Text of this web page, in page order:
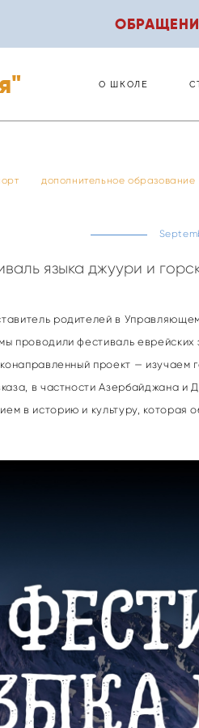
О ШКОЛЕ
дополнительное образование
языка джуури и
родителей в
проводили фестиваль
проект —
в частности Азербайджана и
в историю и культуру, которая